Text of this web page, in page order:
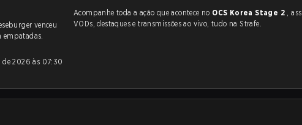
venceu
empatadas.
Acompanhe toda a ação que acontece no OCS Korea Stage 2 , assim
VODs, destaques e transmissões ao vivo, tudo na Strafe.